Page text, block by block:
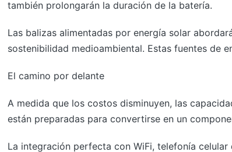
también prolongarán la duración de la batería.
Las balizas alimentadas por energía solar
sostenibilidad medioambiental. Estas fuentes de
El camino por delante
A medida que los costos disminuyen, las
están preparadas para convertirse en un
La integración perfecta con WiFi, telefonía